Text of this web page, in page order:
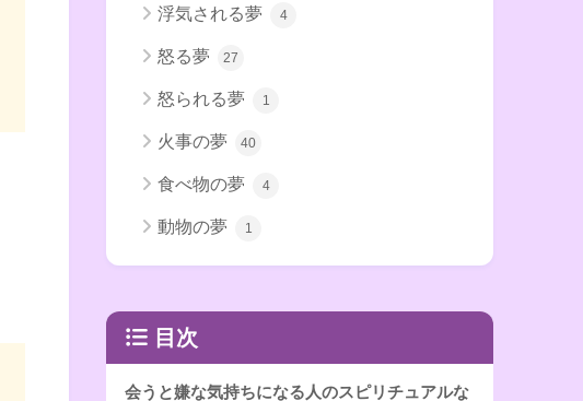
浮気される夢 4
怒る夢 27
怒られる夢 1
火事の夢 40
食べ物の夢 4
動物の夢 1
目次
会うと嫌な気持ちになる人のスピリチュアルな